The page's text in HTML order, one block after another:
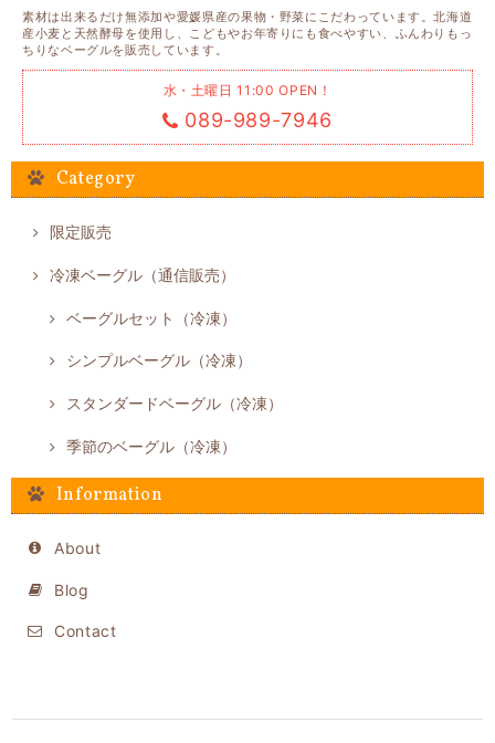
素材は出来るだけ無添加や愛媛県産の果物・野菜にこだわっています。北海道
産小麦と天然酵母を使用し、こどもやお年寄りにも食べやすい、ふんわりもっ
ちりなベーグルを販売しています。
水・土曜日 11:00 OPEN！
089-989-7946
Category
限定販売
冷凍ベーグル（通信販売）
ベーグルセット（冷凍）
シンプルベーグル（冷凍）
スタンダードベーグル（冷凍）
季節のベーグル（冷凍）
Information
About
Blog
Contact